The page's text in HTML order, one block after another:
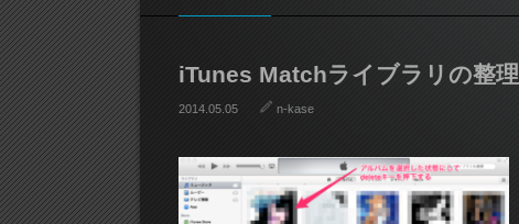
iTunes Matchライブラリの整理
2014.05.05 n-kase